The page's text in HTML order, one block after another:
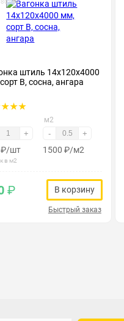
штиль 14х120х4000
В, сосна, ангара
+
₽/шт
в м2
м2
- +
1500 ₽/м2
₽ В корзину
Быстрый заказ